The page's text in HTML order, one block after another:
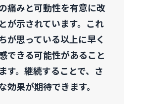
痛みと可動性を有意に改
が示されています。これ
が思っている以上に早く
できる可能性があること
す。継続することで、さ
効果が期待できます。